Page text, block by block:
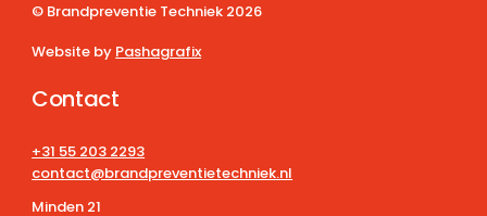
© Brandpreventie Techniek 2026
Website by Pashagrafix
Contact
+31 55 203 2293
contact@brandpreventietechniek.nl
Minden 21